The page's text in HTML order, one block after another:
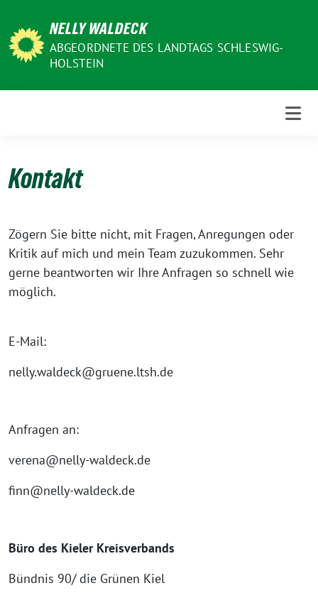
zum
Inhalt
NELLY WALDECK
ABGEORDNETE DES LANDTAGS SCHLESWIG-
HOLSTEIN
Kontakt
Zögern Sie bitte nicht, mit Fragen, Anregungen oder
Kritik auf mich und mein Team zuzukommen. Sehr
gerne beantworten wir Ihre Anfragen so schnell wie
möglich.
E-Mail:
nelly.waldeck@gruene.ltsh.de
Anfragen an:
verena@nelly-waldeck.de
finn@nelly-waldeck.de
Büro des Kieler Kreisverbands
Bündnis 90/ die Grünen Kiel